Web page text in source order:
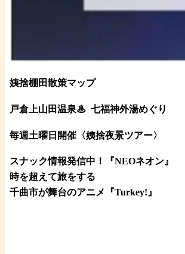
姨捨棚田散策マップ
戸倉上山田温泉♨ 七福神外湯めぐり
毎週土曜日開催〈姨捨夜景ツアー〉
スナック情報発信中！『NEOネオン』
時を超えて旅をする
千曲市が舞台のアニメ『Turkey!』